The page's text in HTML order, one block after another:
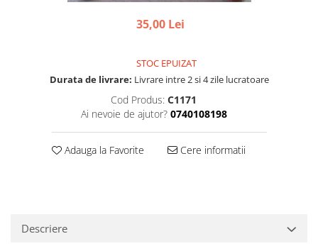
35,00 Lei
STOC EPUIZAT
Durata de livrare: Livrare intre 2 si 4 zile lucratoare
Cod Produs: C1171
Ai nevoie de ajutor? 0740108198
Adauga la Favorite Cere informatii
Descriere